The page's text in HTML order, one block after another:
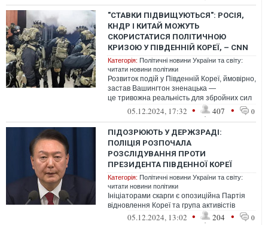
"СТАВКИ ПІДВИЩУЮТЬСЯ": РОСІЯ,
КНДР І КИТАЙ МОЖУТЬ
СКОРИСТАТИСЯ ПОЛІТИЧНОЮ
КРИЗОЮ У ПІВДЕННІЙ КОРЕЇ, – CNN
Категорія: Політичні новини України та світу:
читати новини політики
Розвиток подій у Південній Кореї, ймовірно,
застав Вашингтон зненацька —
це тривожна реальність для збройних сил
Сполучених Штатів, які розмістили в ц...
05.12.2024, 17:32 • 407 • 0
ПІДОЗРЮЮТЬ У ДЕРЖЗРАДІ:
ПОЛІЦІЯ РОЗПОЧАЛА
РОЗСЛІДУВАННЯ ПРОТИ
ПРЕЗИДЕНТА ПІВДЕННОЇ КОРЕЇ
Категорія: Політичні новини України та світу:
читати новини політики
Ініціаторами скарги є опозиційна Партія
відновлення Кореї та група активістів
05.12.2024, 13:02 • 204 • 0